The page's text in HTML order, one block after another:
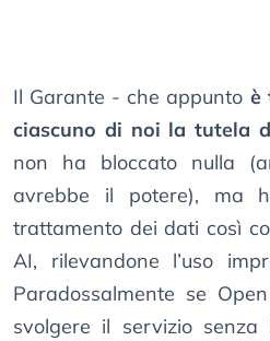
Il Garante - che appunto è
ciascuno di noi la tutela
non ha bloccato nulla
avrebbe il potere), ma
trattamento dei dati così
AI, rilevandone l’uso
Paradossalmente se
svolgere il servizio senza